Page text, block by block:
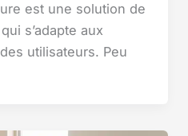
est une solution de
s’adapte aux
utilisateurs. Peu